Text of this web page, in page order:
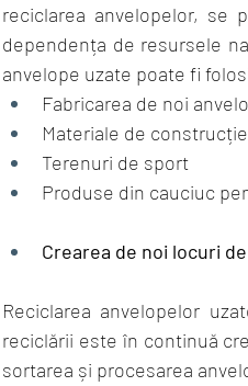
reciclarea anvelopelor, se
dependența de resursele
anvelope uzate poate fi
Fabricarea de noi
Materiale de construcție
Terenuri de sport
Produse din cauciuc
Crearea de noi locuri
Reciclarea anvelopelor
reciclării este în continuă
sortarea și procesarea